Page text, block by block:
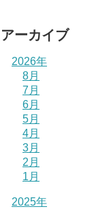
アーカイブ
2026年
8月
7月
6月
5月
4月
3月
2月
1月
2025年